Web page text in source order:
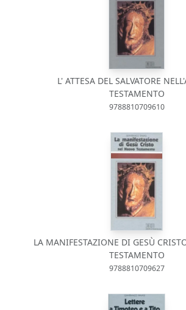
L' ATTESA DEL SALVATORE
TESTAMENTO
9788810709610
LA MANIFESTAZIONE DI GESÙ
TESTAMENTO
9788810709627